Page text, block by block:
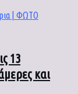
13
και